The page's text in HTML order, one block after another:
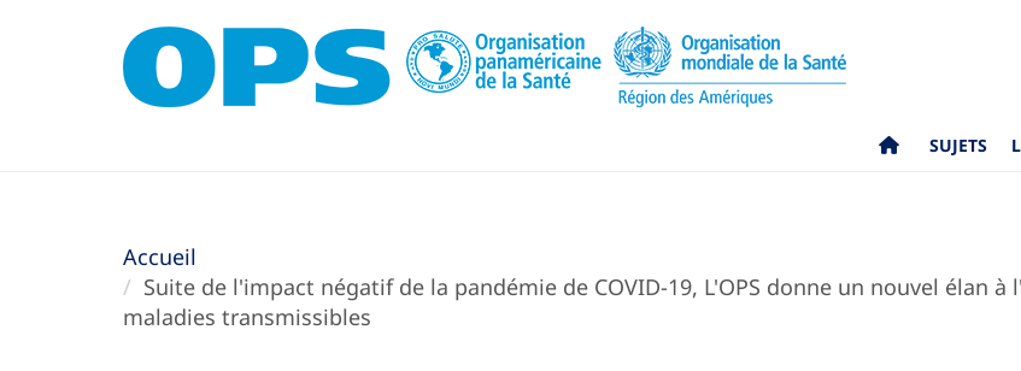
SUJETS
Accueil
Suite de l'impact négatif de la pandémie de COVID-19, L'OPS donne un nouvel élan
maladies transmissibles